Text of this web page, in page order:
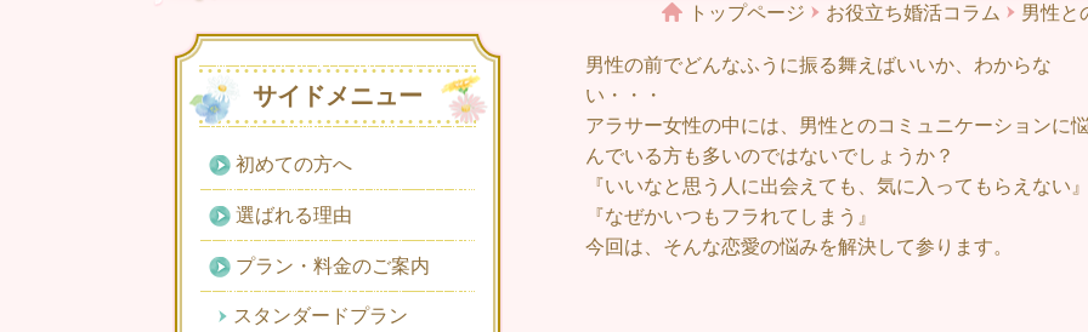
トップページ お役立ち婚活コラム 男性と
男性の前でどんなふうに振る舞えばいいか、わからな
い・・・
アラサー女性の中には、男性とのコミュニケーションに
んでいる方も多いのではないでしょうか？
『いいなと思う人に出会えても、気に入ってもらえない
『なぜかいつもフラれてしまう』
今回は、そんな恋愛の悩みを解決して参ります。
サイドメニュー
初めての方へ
選ばれる理由
プラン・料金のご案内
スタンダードプラン